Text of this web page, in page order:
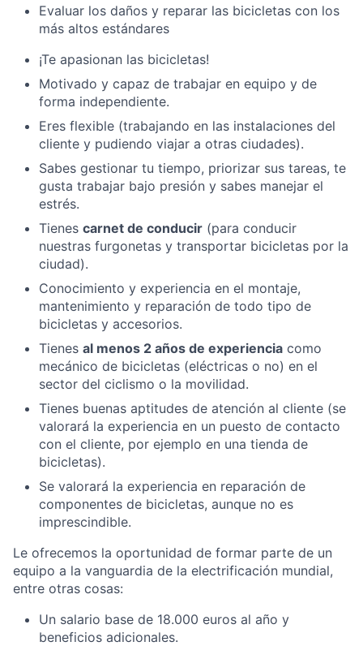
Evaluar los daños y reparar las bicicletas con los
más altos estándares
¡Te apasionan las bicicletas!
Motivado y capaz de trabajar en equipo y de
forma independiente.
Eres flexible (trabajando en las instalaciones del
cliente y pudiendo viajar a otras ciudades).
Sabes gestionar tu tiempo, priorizar sus tareas, te
gusta trabajar bajo presión y sabes manejar el
estrés.
Tienes carnet de conducir (para conducir
nuestras furgonetas y transportar bicicletas por la
ciudad).
Conocimiento y experiencia en el montaje,
mantenimiento y reparación de todo tipo de
bicicletas y accesorios.
Tienes al menos 2 años de experiencia como
mecánico de bicicletas (eléctricas o no) en el
sector del ciclismo o la movilidad.
Tienes buenas aptitudes de atención al cliente (se
valorará la experiencia en un puesto de contacto
con el cliente, por ejemplo en una tienda de
bicicletas).
Se valorará la experiencia en reparación de
componentes de bicicletas, aunque no es
imprescindible.
Le ofrecemos la oportunidad de formar parte de un
equipo a la vanguardia de la electrificación mundial,
entre otras cosas:
Un salario base de 18.000 euros al año y
beneficios adicionales.